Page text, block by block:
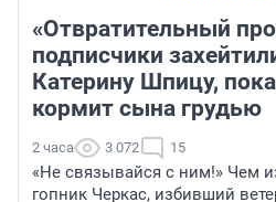
«Отвратительный
подписчики
Катерину Шпицу,
кормит сына грудью
2 часа 3 072 15
«Не связывайся с ним!» Чем
гопник Черкас, избивший